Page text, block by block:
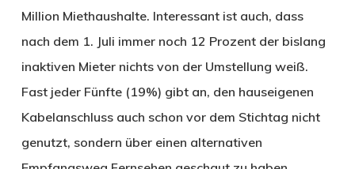
Million Miethaushalte. Interessant ist auch, dass
nach dem 1. Juli immer noch 12 Prozent der bislang
inaktiven Mieter nichts von der Umstellung weiß.
Fast jeder Fünfte (19%) gibt an, den hauseigenen
Kabelanschluss auch schon vor dem Stichtag nicht
genutzt, sondern über einen alternativen